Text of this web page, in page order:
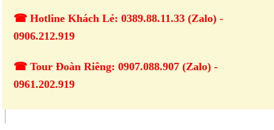
☎ Hotline Khách Lẻ: 0389.88.11.33 (Zalo) -
0906.212.919
☎ Tour Đoàn Riêng: 0907.088.907 (Zalo) -
0961.202.919